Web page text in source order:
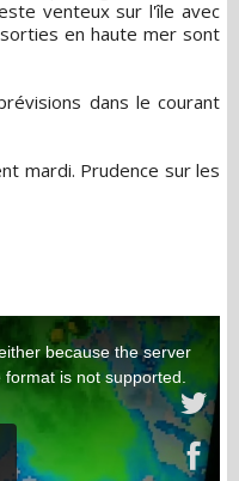
venteux sur l'île avec
en haute mer sont
dans le courant
mardi. Prudence sur les